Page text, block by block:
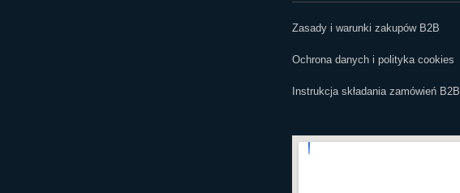
Zasady i warunki zakupów B2B
Ochrona danych i polityka cookies
Instrukcja składania zamówień B2B